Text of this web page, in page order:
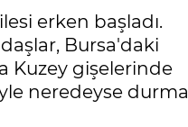
erken başladı.
Bursa'daki
Kuzey gişelerinde
neredeyse durma